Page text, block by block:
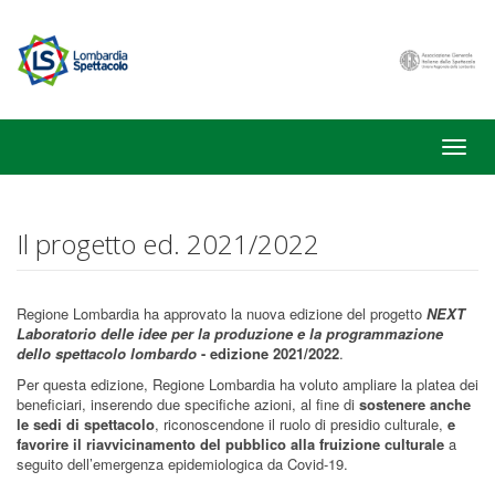
Toggle
Il progetto ed. 2021/2022
Regione Lombardia ha approvato la nuova edizione del progetto NEXT
Laboratorio delle idee per la produzione e la programmazione
dello spettacolo lombardo - edizione 2021/2022.
Per questa edizione, Regione Lombardia ha voluto ampliare la platea dei
beneficiari, inserendo due specifiche azioni, al fine di sostenere anche
le sedi di spettacolo, riconoscendone il ruolo di presidio culturale, e
favorire il riavvicinamento del pubblico alla fruizione culturale a
seguito dell’emergenza epidemiologica da Covid-19.